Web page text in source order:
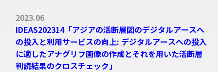
2023.06
IDEAS202314「アジアの活断層図のデジタルアースへ
の投入と利用サービスの向上: デジタルアースへの投入
に適したアナグリフ画像の作成とそれを用いた活断層
判読結果のクロスチェック」